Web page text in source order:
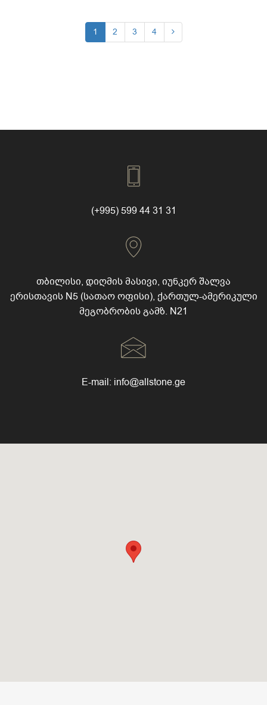
1 2 3 4
(+995) 599 44 31 31
თბილისი, დიღმის მასივი, იუნკერ შალვა
ერისთავის N5 (სათაო ოფისი), ქართულ-ამერიკული
მეგობრობის გამზ. N21
E-mail: info@allstone.ge